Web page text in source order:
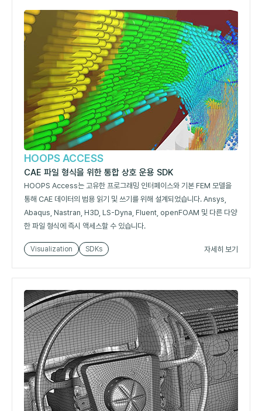
HOOPS ACCESS
CAE 파일 형식을 위한 통합 상호 운용 SDK
HOOPS Access는 고유한 프로그래밍 인터페이스와 기본 FEM 모델을
통해 CAE 데이터의 범용 읽기 및 쓰기를 위해 설계되었습니다. Ansys,
Abaqus, Nastran, H3D, LS-Dyna, Fluent, openFOAM 및 다른 다양
한 파일 형식에 즉시 액세스할 수 있습니다.
Visualization SDKs 자세히 보기